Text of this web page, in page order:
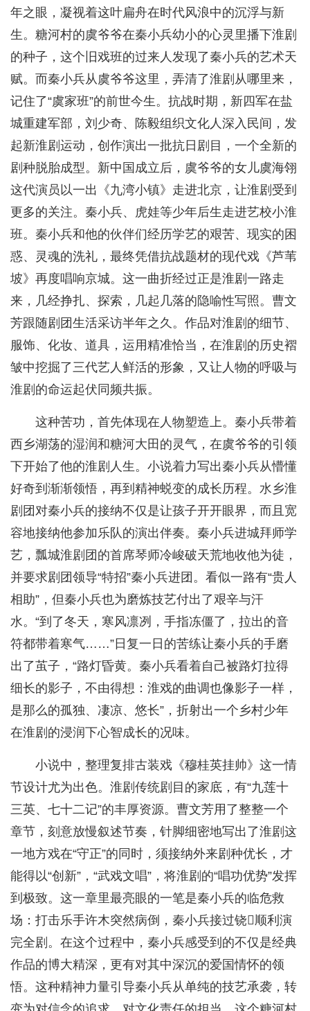
年之眼，凝视着这叶扁舟在时代风浪中的沉浮与新
生。糖河村的虞爷爷在秦小兵幼小的心灵里播下淮剧
的种子，这个旧戏班的过来人发现了秦小兵的艺术天
赋。而秦小兵从虞爷爷这里，弄清了淮剧从哪里来，
记住了“虞家班”的前世今生。抗战时期，新四军在盐
城重建军部，刘少奇、陈毅组织文化人深入民间，发
起新淮剧运动，创作演出一批抗日剧目，一个全新的
剧种脱胎成型。新中国成立后，虞爷爷的女儿虞海翎
这代演员以一出《九湾小镇》走进北京，让淮剧受到
更多的关注。秦小兵、虎娃等少年后生走进艺校小淮
班。秦小兵和他的伙伴们经历学艺的艰苦、现实的困
惑、灵魂的洗礼，最终凭借抗战题材的现代戏《芦苇
坡》再度唱响京城。这一曲折经过正是淮剧一路走
来，几经挣扎、探索，几起几落的隐喻性写照。曹文
芳跟随剧团生活采访半年之久。作品对淮剧的细节、
服饰、化妆、道具，运用精准恰当，在淮剧的历史褶
皱中挖掘了三代艺人鲜活的形象，又让人物的呼吸与
淮剧的命运起伏同频共振。
这种苦功，首先体现在人物塑造上。秦小兵带着
西乡湖荡的湿润和糖河大田的灵气，在虞爷爷的引领
下开始了他的淮剧人生。小说着力写出秦小兵从懵懂
好奇到渐渐领悟，再到精神蜕变的成长历程。水乡淮
剧团对秦小兵的接纳不仅是让孩子开开眼界，而且宽
容地接纳他参加乐队的演出伴奏。秦小兵进城拜师学
艺，瓢城淮剧团的首席琴师冷峻破天荒地收他为徒，
并要求剧团领导“特招”秦小兵进团。看似一路有“贵人
相助”，但秦小兵也为磨炼技艺付出了艰辛与汗
水。“到了冬天，寒风凛冽，手指冻僵了，拉出的音
符都带着寒气……”日复一日的苦练让秦小兵的手磨
出了茧子，“路灯昏黄。秦小兵看着自己被路灯拉得
细长的影子，不由得想：淮戏的曲调也像影子一样，
是那么的孤独、凄凉、悠长”，折射出一个乡村少年
在淮剧的浸润下心智成长的况味。
小说中，整理复排古装戏《穆桂英挂帅》这一情
节设计尤为出色。淮剧传统剧目的家底，有“九莲十
三英、七十二记”的丰厚资源。曹文芳用了整整一个
章节，刻意放慢叙述节奏，针脚细密地写出了淮剧这
一地方戏在“守正”的同时，须接纳外来剧种优长，才
能得以“创新”，“武戏文唱”，将淮剧的“唱功优势”发挥
到极致。这一章里最亮眼的一笔是秦小兵的临危救
场：打击乐手许木突然病倒，秦小兵接过铙顺利演
完全剧。在这个过程中，秦小兵感受到的不仅是经典
作品的博大精深，更有对其中深沉的爱国情怀的领
悟。这种精神力量引导秦小兵从单纯的技艺承袭，转